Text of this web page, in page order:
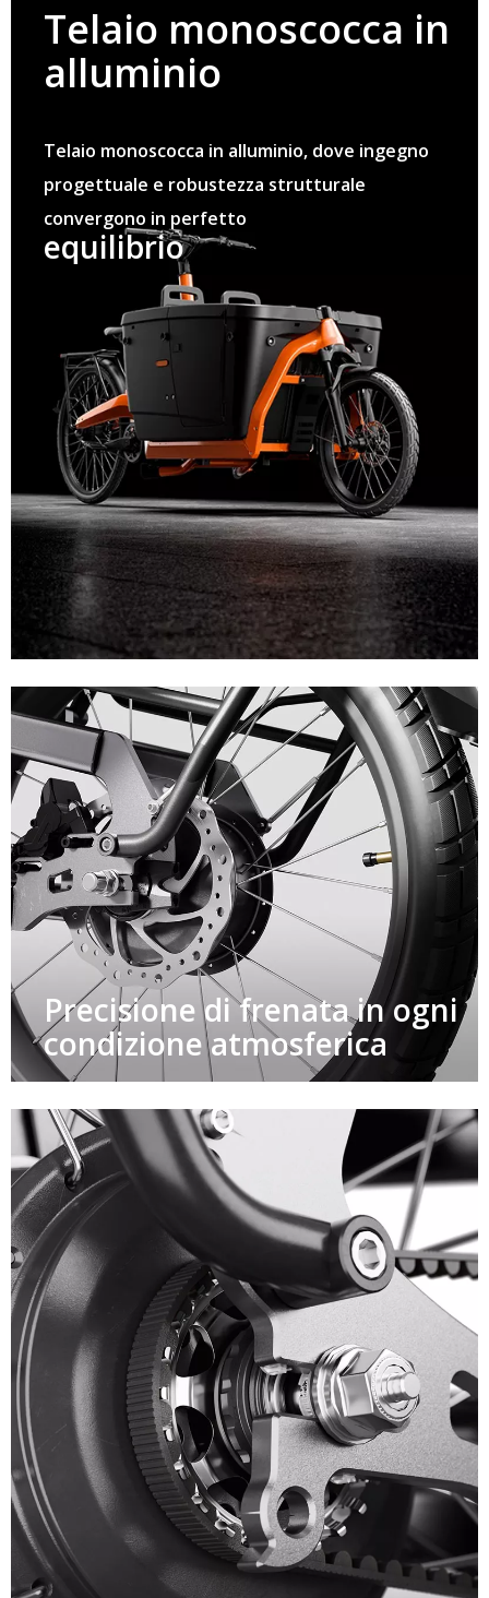
Telaio monoscocca in
alluminio
Telaio monoscocca in alluminio, dove ingegno
progettuale e robustezza strutturale
convergono in perfetto
equilibrio
Precisione di frenata in ogni
condizione atmosferica